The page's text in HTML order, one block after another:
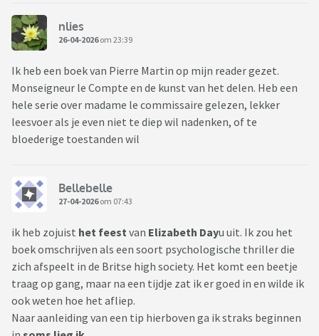
nlies
26-04-2026om 23:39
Ik heb een boek van Pierre Martin op mijn reader gezet.
Monseigneur le Compte en de kunst van het delen. Heb een
hele serie over madame le commissaire gelezen, lekker
leesvoer als je even niet te diep wil nadenken, of te
bloederige toestanden wil
Bellebelle
27-04-2026om 07:43
ik heb zojuist het feest van Elizabeth Dayu uit. Ik zou het
boek omschrijven als een soort psychologische thriller die
zich afspeelt in de Britse high society. Het komt een beetje
traag op gang, maar na een tijdje zat ik er goed in en wilde ik
ook weten hoe het afliep.
Naar aanleiding van een tip hierboven ga ik straks beginnen